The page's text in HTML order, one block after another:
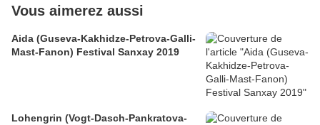
Vous aimerez aussi
Aida (Guseva-Kakhidze-Petrova-Galli-
Mast-Fanon) Festival Sanxay 2019
Lohengrin (Vogt-Dasch-Pankratova-